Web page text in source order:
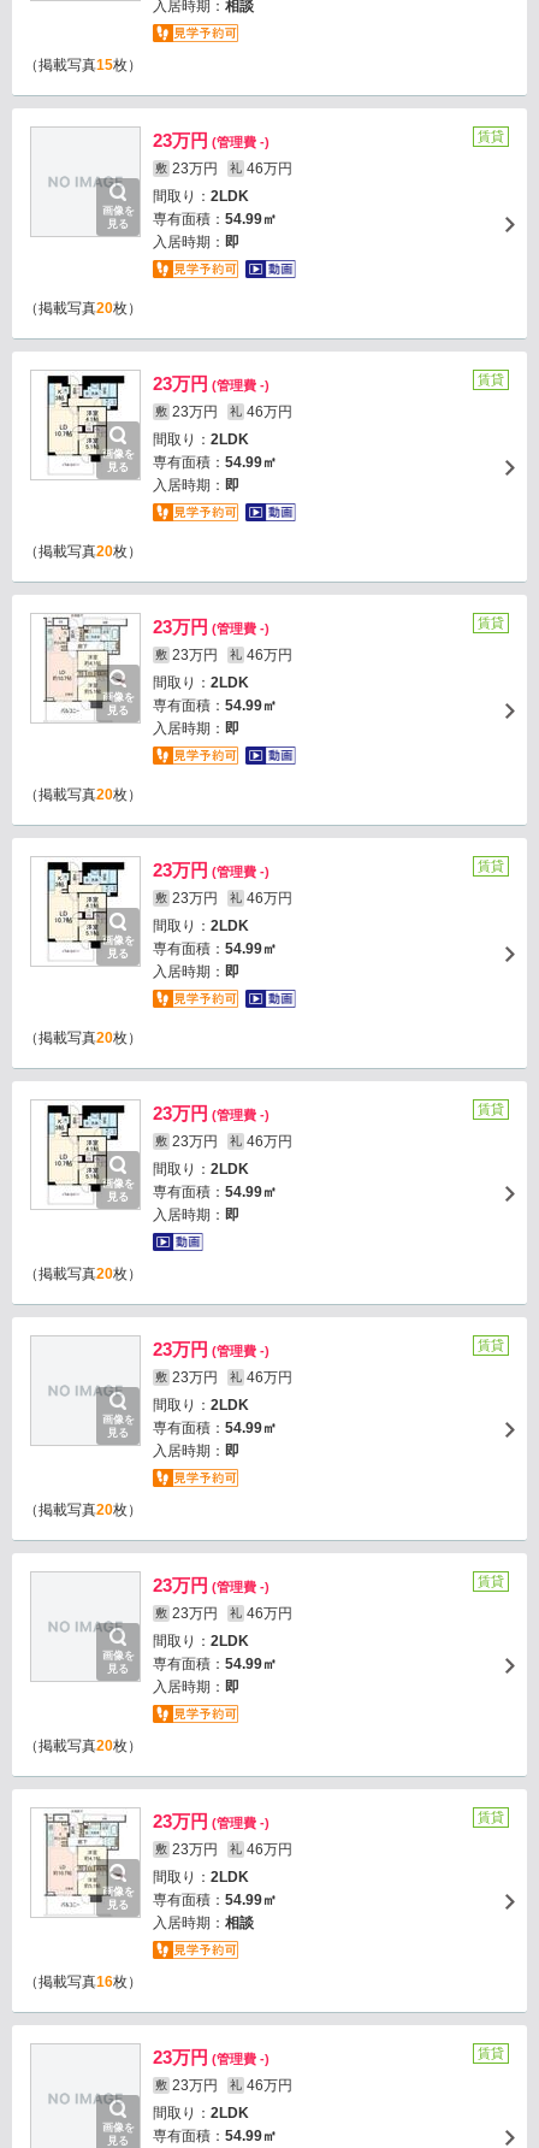
入居時期： 相談
（掲載写真15枚）
画像を
見る
23万円 (管理費 -)
敷 23万円 礼 46万円
間取り： 2LDK
専有面積： 54.99㎡
入居時期： 即
賃貸
（掲載写真20枚）
画像を
見る
23万円 (管理費 -)
敷 23万円 礼 46万円
間取り： 2LDK
専有面積： 54.99㎡
入居時期： 即
賃貸
（掲載写真20枚）
画像を
見る
23万円 (管理費 -)
敷 23万円 礼 46万円
間取り： 2LDK
専有面積： 54.99㎡
入居時期： 即
賃貸
（掲載写真20枚）
画像を
見る
23万円 (管理費 -)
敷 23万円 礼 46万円
間取り： 2LDK
専有面積： 54.99㎡
入居時期： 即
賃貸
（掲載写真20枚）
画像を
見る
23万円 (管理費 -)
敷 23万円 礼 46万円
間取り： 2LDK
専有面積： 54.99㎡
入居時期： 即
賃貸
（掲載写真20枚）
画像を
見る
23万円 (管理費 -)
敷 23万円 礼 46万円
間取り： 2LDK
専有面積： 54.99㎡
入居時期： 即
賃貸
（掲載写真20枚）
画像を
見る
23万円 (管理費 -)
敷 23万円 礼 46万円
間取り： 2LDK
専有面積： 54.99㎡
入居時期： 即
賃貸
（掲載写真20枚）
画像を
見る
23万円 (管理費 -)
敷 23万円 礼 46万円
間取り： 2LDK
専有面積： 54.99㎡
入居時期： 相談
賃貸
（掲載写真16枚）
画像を
見る
23万円 (管理費 -)
敷 23万円 礼 46万円
間取り： 2LDK
専有面積： 54.99㎡
賃貸